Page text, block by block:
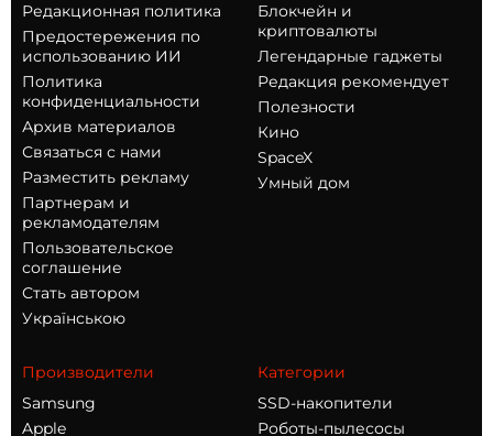
Редакционная политика
Предостережения по
использованию ИИ
Политика
конфиденциальности
Архив материалов
Связаться с нами
Разместить рекламу
Партнерам и
рекламодателям
Пользовательское
соглашение
Стать автором
Українською
Блокчейн и
криптовалюты
Легендарные гаджеты
Редакция рекомендует
Полезности
Кино
SpaceX
Умный дом
Производители
Samsung
Apple
Категории
SSD-накопители
Роботы-пылесосы